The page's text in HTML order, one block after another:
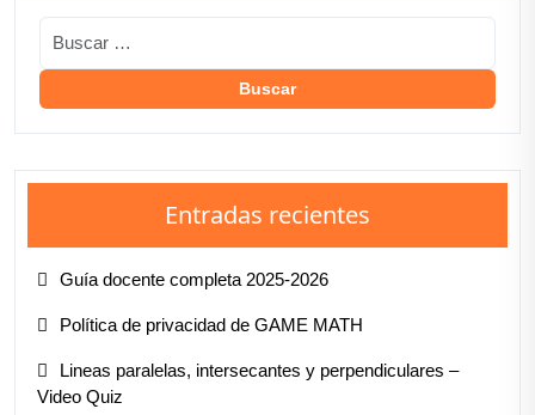
Entradas recientes
Guía docente completa 2025-2026
Política de privacidad de GAME MATH
Lineas paralelas, intersecantes y perpendiculares –
Video Quiz